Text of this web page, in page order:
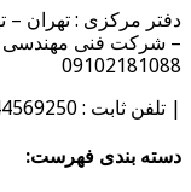
دفتر مرکزی : تهران –
– شرکت فنی مهندسی
09102181088
| تلفن ثابت : 44569250-021 | ساعات تماس همه روزه 9 الی 17
دسته بندی فهرست: